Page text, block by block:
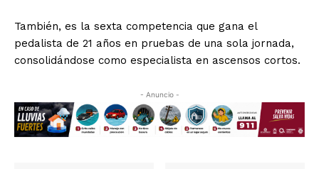
También, es la sexta competencia que gana el
pedalista de 21 años en pruebas de una sola jornada,
consolidándose como especialista en ascensos cortos.
- Anuncio -